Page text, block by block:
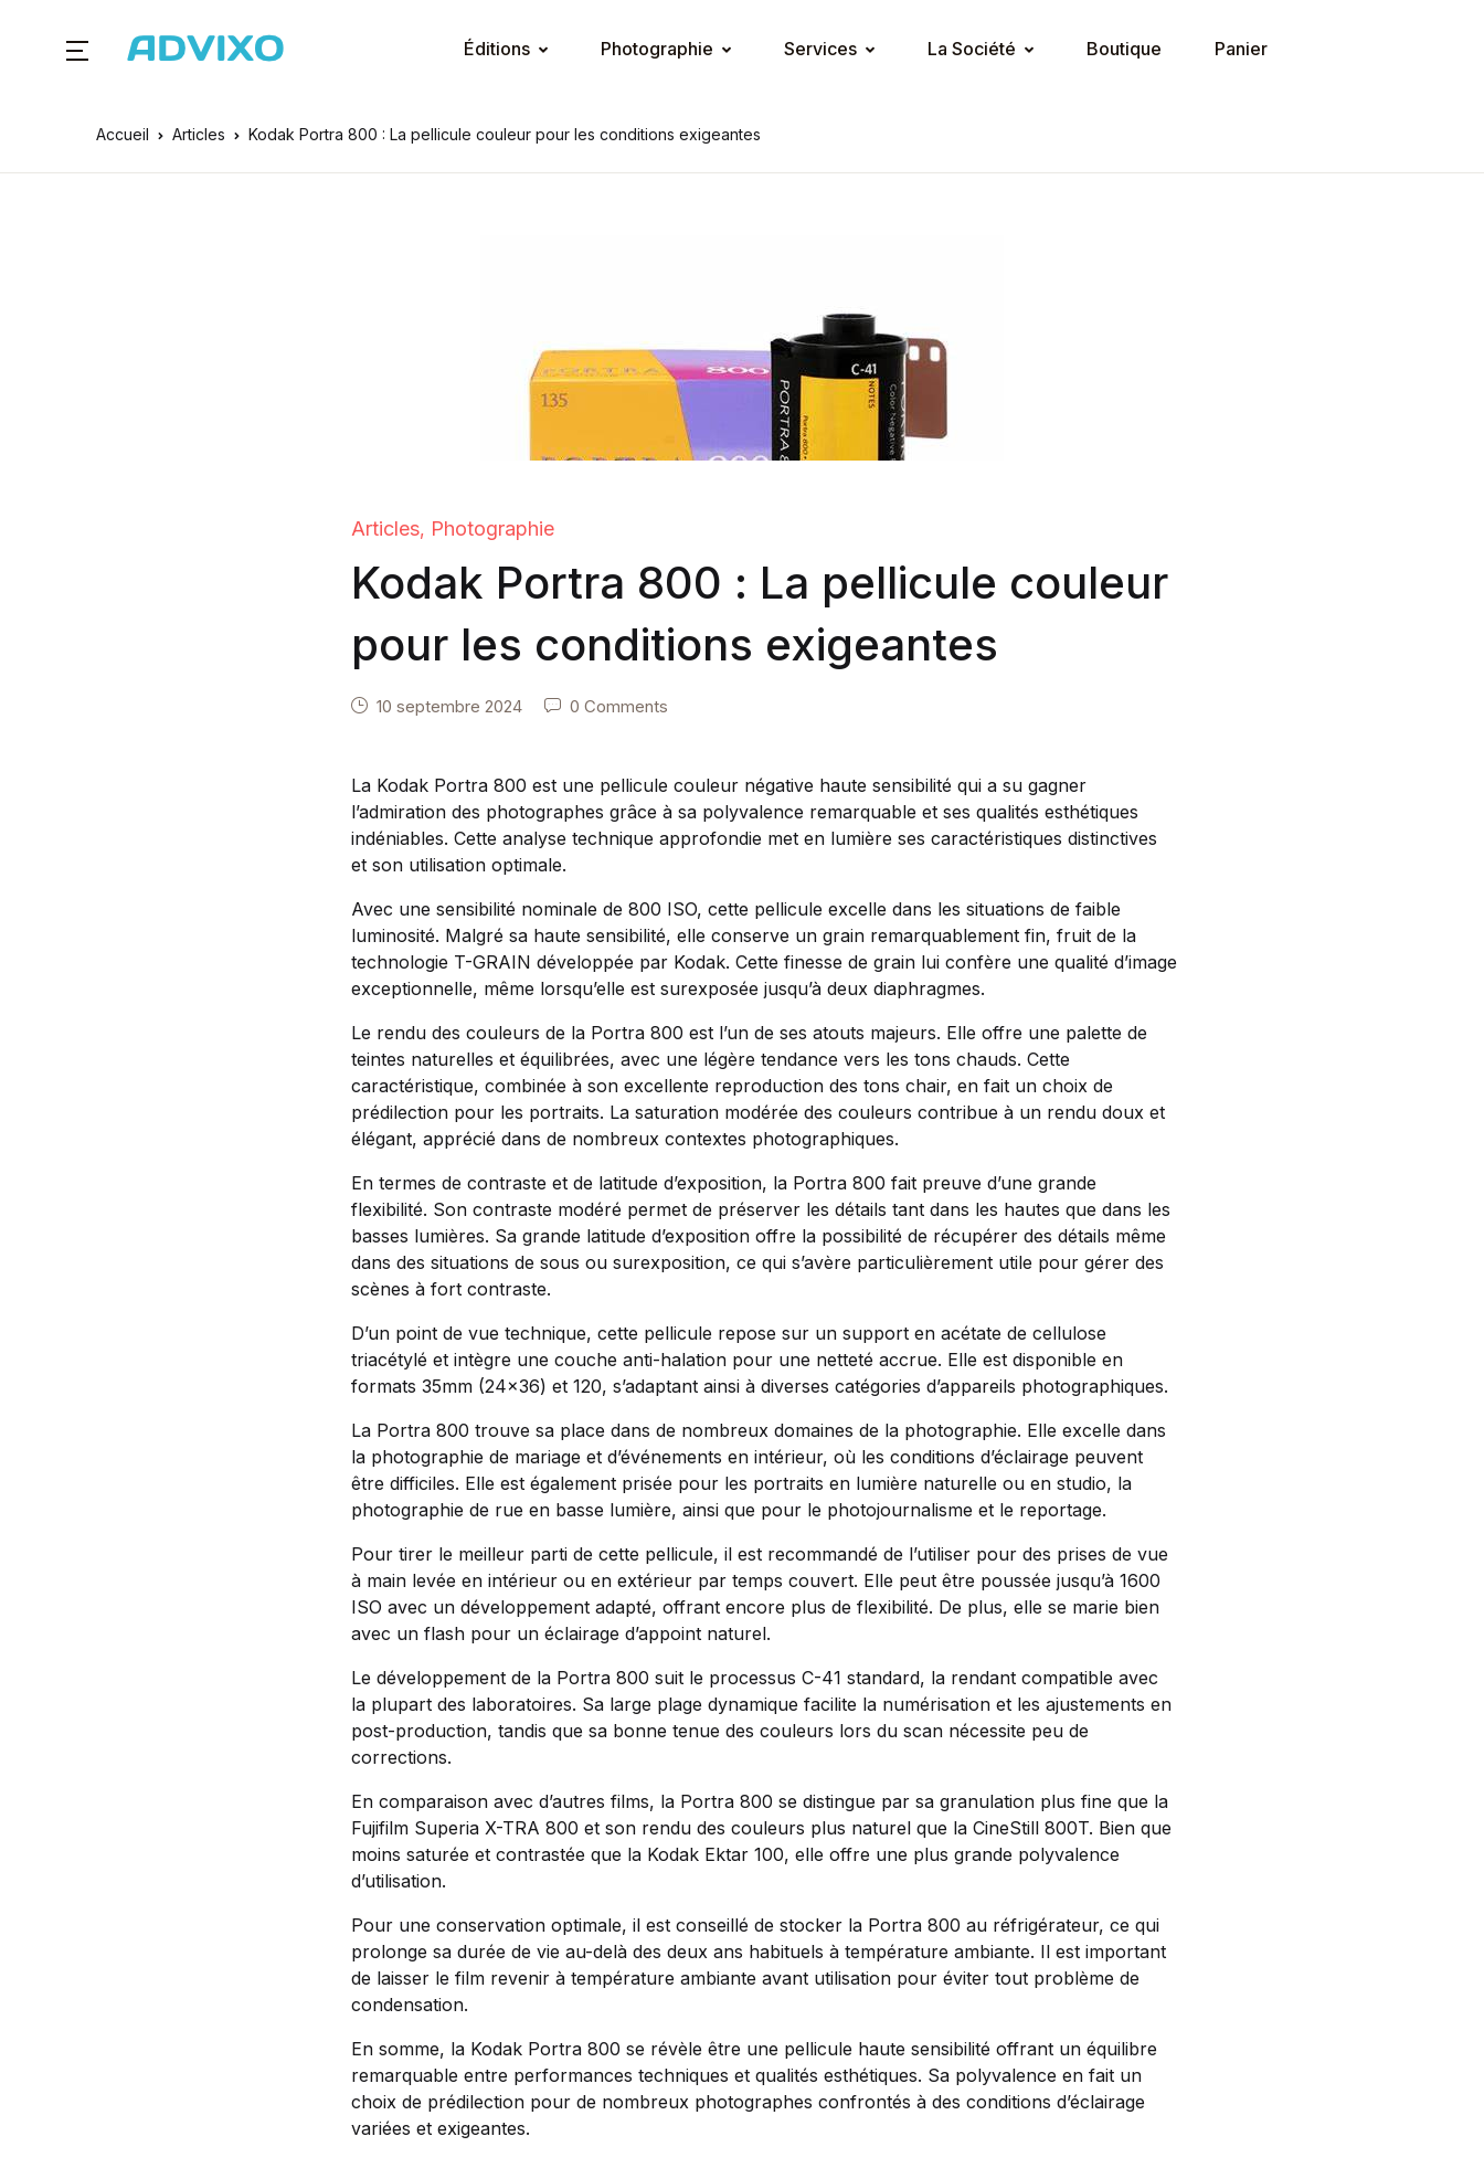
Éditions Photographie Services La Société Boutique Panier
Accueil Articles Kodak Portra 800 : La pellicule couleur pour les conditions exigeantes
Articles, Photographie
Kodak Portra 800 : La pellicule couleur
pour les conditions exigeantes
10 septembre 2024 0 Comments
La Kodak Portra 800 est une pellicule couleur négative haute sensibilité qui a su gagner
l’admiration des photographes grâce à sa polyvalence remarquable et ses qualités esthétiques
indéniables. Cette analyse technique approfondie met en lumière ses caractéristiques distinctives
et son utilisation optimale.
Avec une sensibilité nominale de 800 ISO, cette pellicule excelle dans les situations de faible
luminosité. Malgré sa haute sensibilité, elle conserve un grain remarquablement fin, fruit de la
technologie T-GRAIN développée par Kodak. Cette finesse de grain lui confère une qualité d’image
exceptionnelle, même lorsqu’elle est surexposée jusqu’à deux diaphragmes.
Le rendu des couleurs de la Portra 800 est l’un de ses atouts majeurs. Elle offre une palette de
teintes naturelles et équilibrées, avec une légère tendance vers les tons chauds. Cette
caractéristique, combinée à son excellente reproduction des tons chair, en fait un choix de
prédilection pour les portraits. La saturation modérée des couleurs contribue à un rendu doux et
élégant, apprécié dans de nombreux contextes photographiques.
En termes de contraste et de latitude d’exposition, la Portra 800 fait preuve d’une grande
flexibilité. Son contraste modéré permet de préserver les détails tant dans les hautes que dans les
basses lumières. Sa grande latitude d’exposition offre la possibilité de récupérer des détails même
dans des situations de sous ou surexposition, ce qui s’avère particulièrement utile pour gérer des
scènes à fort contraste.
D’un point de vue technique, cette pellicule repose sur un support en acétate de cellulose
triacétylé et intègre une couche anti-halation pour une netteté accrue. Elle est disponible en
formats 35mm (24×36) et 120, s’adaptant ainsi à diverses catégories d’appareils photographiques.
La Portra 800 trouve sa place dans de nombreux domaines de la photographie. Elle excelle dans
la photographie de mariage et d’événements en intérieur, où les conditions d’éclairage peuvent
être difficiles. Elle est également prisée pour les portraits en lumière naturelle ou en studio, la
photographie de rue en basse lumière, ainsi que pour le photojournalisme et le reportage.
Pour tirer le meilleur parti de cette pellicule, il est recommandé de l’utiliser pour des prises de vue
à main levée en intérieur ou en extérieur par temps couvert. Elle peut être poussée jusqu’à 1600
ISO avec un développement adapté, offrant encore plus de flexibilité. De plus, elle se marie bien
avec un flash pour un éclairage d’appoint naturel.
Le développement de la Portra 800 suit le processus C-41 standard, la rendant compatible avec
la plupart des laboratoires. Sa large plage dynamique facilite la numérisation et les ajustements en
post-production, tandis que sa bonne tenue des couleurs lors du scan nécessite peu de
corrections.
En comparaison avec d’autres films, la Portra 800 se distingue par sa granulation plus fine que la
Fujifilm Superia X-TRA 800 et son rendu des couleurs plus naturel que la CineStill 800T. Bien que
moins saturée et contrastée que la Kodak Ektar 100, elle offre une plus grande polyvalence
d’utilisation.
Pour une conservation optimale, il est conseillé de stocker la Portra 800 au réfrigérateur, ce qui
prolonge sa durée de vie au-delà des deux ans habituels à température ambiante. Il est important
de laisser le film revenir à température ambiante avant utilisation pour éviter tout problème de
condensation.
En somme, la Kodak Portra 800 se révèle être une pellicule haute sensibilité offrant un équilibre
remarquable entre performances techniques et qualités esthétiques. Sa polyvalence en fait un
choix de prédilection pour de nombreux photographes confrontés à des conditions d’éclairage
variées et exigeantes.